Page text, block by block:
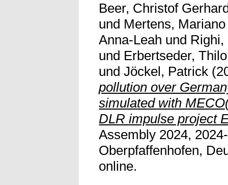
Beer, Christof
und Mertens, Mariano
Anna-Leah und Righi,
und Erbertseder, Thilo
undJöckel, Patrick
pollution over
simulated with
DLR impulse project
Assembly 2024,
Oberpfaffenhofen,
online.